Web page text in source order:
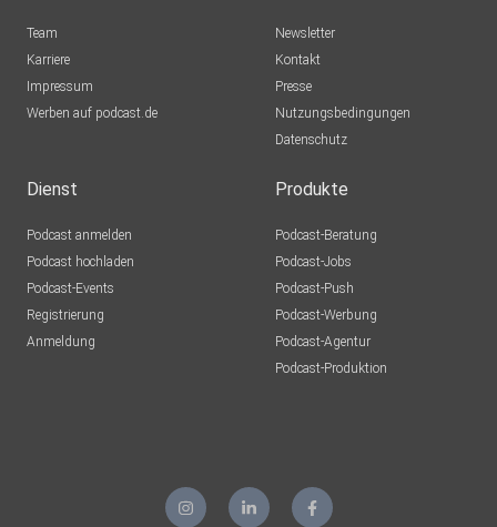
Team
Karriere
Impressum
Werben auf podcast.de
Newsletter
Kontakt
Presse
Nutzungsbedingungen
Datenschutz
Dienst
Podcast anmelden
Podcast hochladen
Podcast-Events
Registrierung
Anmeldung
Produkte
Podcast-Beratung
Podcast-Jobs
Podcast-Push
Podcast-Werbung
Podcast-Agentur
Podcast-Produktion